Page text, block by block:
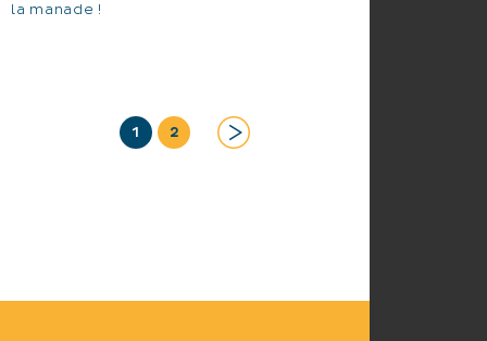
la manade !
1 2